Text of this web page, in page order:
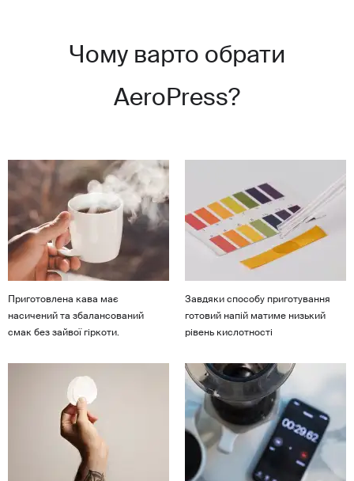
Чому варто обрати
AeroPress?
Приготовлена кава має
насичений та збалансований
смак без зайвої гіркоти.
Завдяки способу приготування
готовий напій матиме низький
рівень кислотності